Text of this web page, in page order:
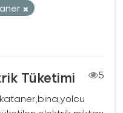
Tüketimi
5
kataner,bina,yolcu